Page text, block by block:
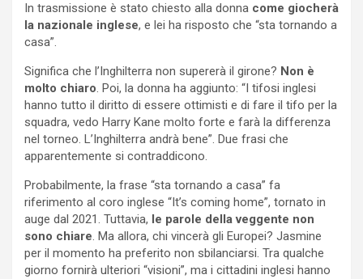
In trasmissione è stato chiesto alla donna come giocherà
la nazionale inglese, e lei ha risposto che “sta tornando a
casa”.
Significa che l’Inghilterra non supererà il girone? Non è
molto chiaro. Poi, la donna ha aggiunto: “I tifosi inglesi
hanno tutto il diritto di essere ottimisti e di fare il tifo per la
squadra, vedo Harry Kane molto forte e farà la differenza
nel torneo. L’Inghilterra andrà bene”. Due frasi che
apparentemente si contraddicono.
Probabilmente, la frase “sta tornando a casa” fa
riferimento al coro inglese “It’s coming home”, tornato in
auge dal 2021. Tuttavia, le parole della veggente non
sono chiare. Ma allora, chi vincerà gli Europei? Jasmine
per il momento ha preferito non sbilanciarsi. Tra qualche
giorno fornirà ulteriori “visioni”, ma i cittadini inglesi hanno